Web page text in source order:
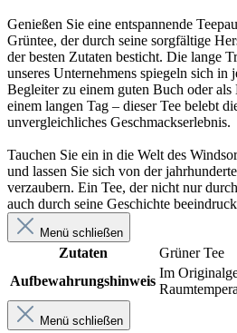
Genießen Sie eine entspannende
Grüntee, der durch seine sorgfältige
der besten Zutaten besticht. Die lange
unseres Unternehmens spiegeln sich
Begleiter zu einem guten Buch oder als
einem langen Tag – dieser Tee belebt
unvergleichliches Geschmackserlebnis.
Tauchen Sie ein in die Welt des
und lassen Sie sich von der
verzaubern. Ein Tee, der nicht nur
auch durch seine Geschichte
Menü schließen
Zutaten
Grüner Tee
Aufbewahrungshinweis
Im
Menü schließen